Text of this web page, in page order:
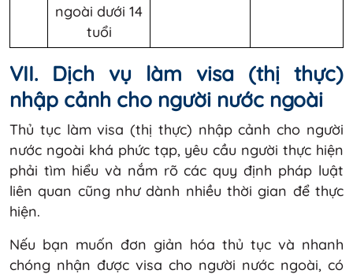
ngoài dưới 14
tuổi
VII. Dịch vụ làm visa (thị thực)
nhập cảnh cho người nước ngoài
Thủ tục làm visa (thị thực) nhập cảnh cho người
nước ngoài khá phức tạp, yêu cầu người thực hiện
phải tìm hiểu và nắm rõ các quy định pháp luật
liên quan cũng như dành nhiều thời gian để thực
hiện.
Nếu bạn muốn đơn giản hóa thủ tục và nhanh
chóng nhận được visa cho người nước ngoài, có